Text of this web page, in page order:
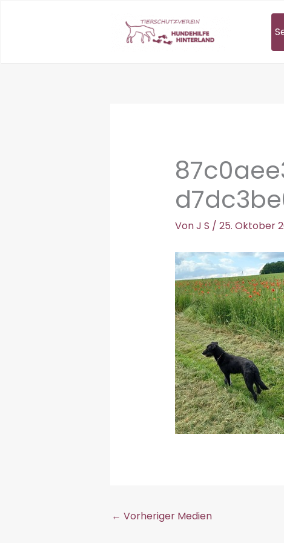
VonJ S / 25. Oktober
← Vorheriger Medien